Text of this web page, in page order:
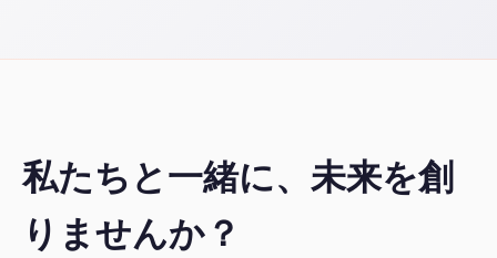
私たちと一緒に、未来を創
りませんか？